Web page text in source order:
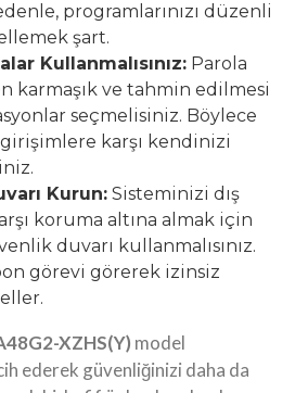
programlarınızı düzenli
şart.
Kullanmalısınız: Parola
karmaşık ve tahmin edilmesi
seçmelisiniz. Böylece
karşı kendinizi
Kurun: Sisteminizi dış
koruma altına almak için
duvarı kullanmalısınız.
görevi görerek izinsiz
XZHS(Y) model
ederek güvenliğinizi daha da